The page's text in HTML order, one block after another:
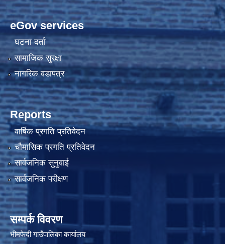
eGov services
घटना दर्ता
सामाजिक सुरक्षा
नागरिक वडापत्र
Reports
वार्षिक प्रगति प्रतिवेदन
चौमासिक प्रगति प्रतिवेदन
सार्वजनिक सुनुवाई
सार्वजनिक परीक्षण
सम्पर्क विवरण
भीमफेदी गाउँपालिका कार्यालय